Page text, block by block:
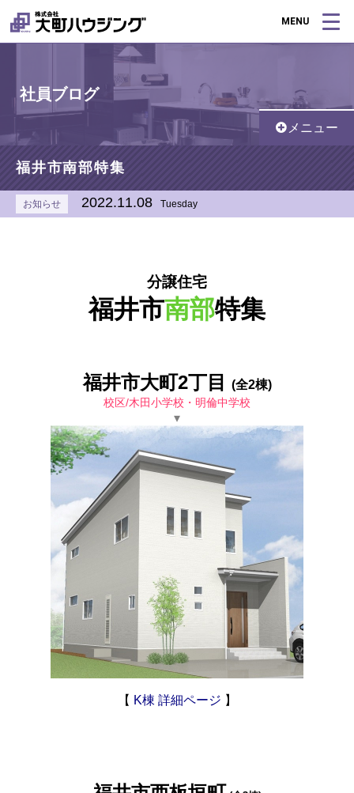
MENU
社員ブログ
メニュー
福井市南部特集
お知らせ 2022.11.08 Tuesday
分譲住宅
福井市南部特集
福井市大町2丁目 (全2棟)
校区/木田小学校・明倫中学校
▾
【 K棟 詳細ページ 】